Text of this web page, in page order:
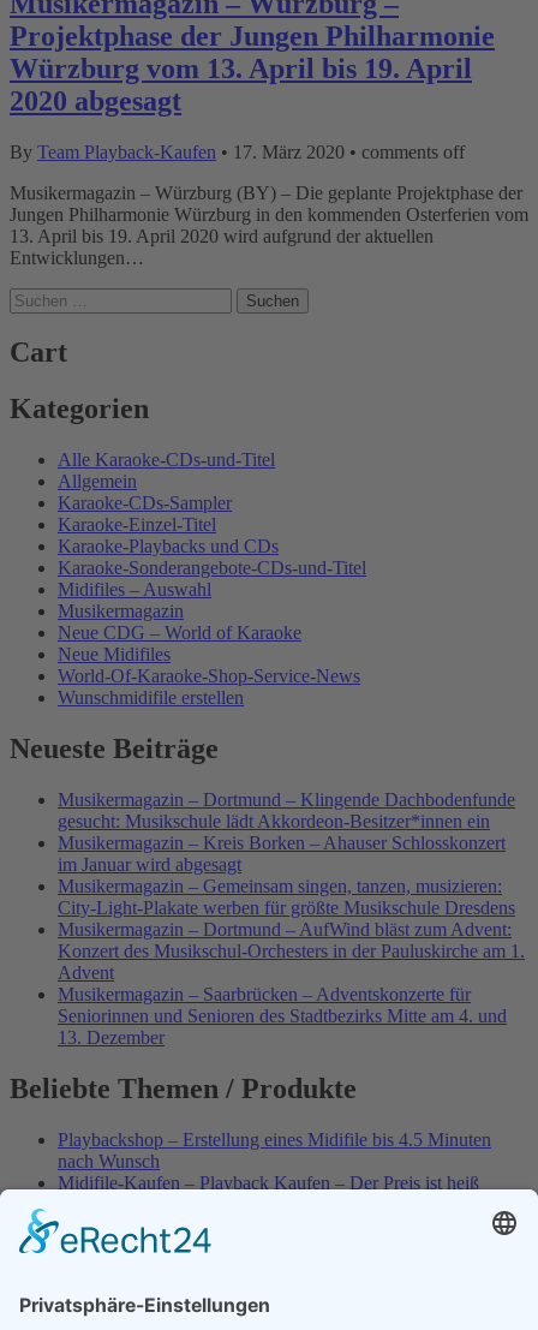
Projektphase der Jungen Philharmonie
Würzburg vom 13. April bis 19. April
2020 abgesagt
By Team Playback-Kaufen • 17. März 2020 • comments off
Musikermagazin – Würzburg (BY) – Die geplante Projektphase der
Jungen Philharmonie Würzburg in den kommenden Osterferien vom
13. April bis 19. April 2020 wird aufgrund der aktuellen
Entwicklungen…
Suchen
nach:
Cart
Kategorien
Alle Karaoke-CDs-und-Titel
Allgemein
Karaoke-CDs-Sampler
Karaoke-Einzel-Titel
Karaoke-Playbacks und CDs
Karaoke-Sonderangebote-CDs-und-Titel
Midifiles – Auswahl
Musikermagazin
Neue CDG – World of Karaoke
Neue Midifiles
World-Of-Karaoke-Shop-Service-News
Wunschmidifile erstellen
Neueste Beiträge
Musikermagazin – Dortmund – Klingende Dachbodenfunde
gesucht: Musikschule lädt Akkordeon-Besitzer*innen ein
Musikermagazin – Kreis Borken – Ahauser Schlosskonzert
im Januar wird abgesagt
Musikermagazin – Gemeinsam singen, tanzen, musizieren:
City-Light-Plakate werben für größte Musikschule Dresdens
Musikermagazin – Dortmund – AufWind bläst zum Advent:
Konzert des Musikschul-Orchesters in der Pauluskirche am 1.
Advent
Musikermagazin – Saarbrücken – Adventskonzerte für
Seniorinnen und Senioren des Stadtbezirks Mitte am 4. und
13. Dezember
Beliebte Themen / Produkte
Playbackshop – Erstellung eines Midifile bis 4.5 Minuten
nach Wunsch
Midifile-Kaufen – Playback Kaufen – Der Preis ist heiß
Best of Karaoke – Roy Black – Playbacks – Absolute Rarität
World-of-Karaoke – Midifiles kaufen – Ich baue Dein
Playbackshop – Erstellung eines Wunschmidifile bis 3.5